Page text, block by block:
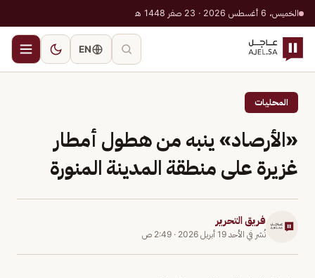
الخميس، 6 أغسطس 2026 · 23 صفر 1448 هـ
EN
المحليات
«الأرصاد» ينبه من هطول أمطار
غزيرة على منطقة المدينة المنورة
فريق التحرير
نُشر في الأحد 19 أبريل 2026 · 2:49 ص